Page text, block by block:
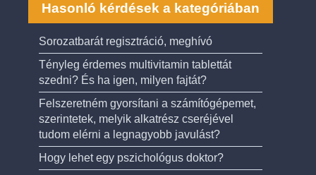
Hasonló kérdések a kategóriában
Sorozatbarát regisztráció, meghívó
Tényleg érdemes multivitamin tablettát
szedni? És ha igen, milyen fajtát?
Felszeretném gyorsítani a számítógépemet,
szerintetek, melyik alkatrész cseréjével
tudom elérni a legnagyobb javulást?
Hogy lehet egy pszichológus doktor?